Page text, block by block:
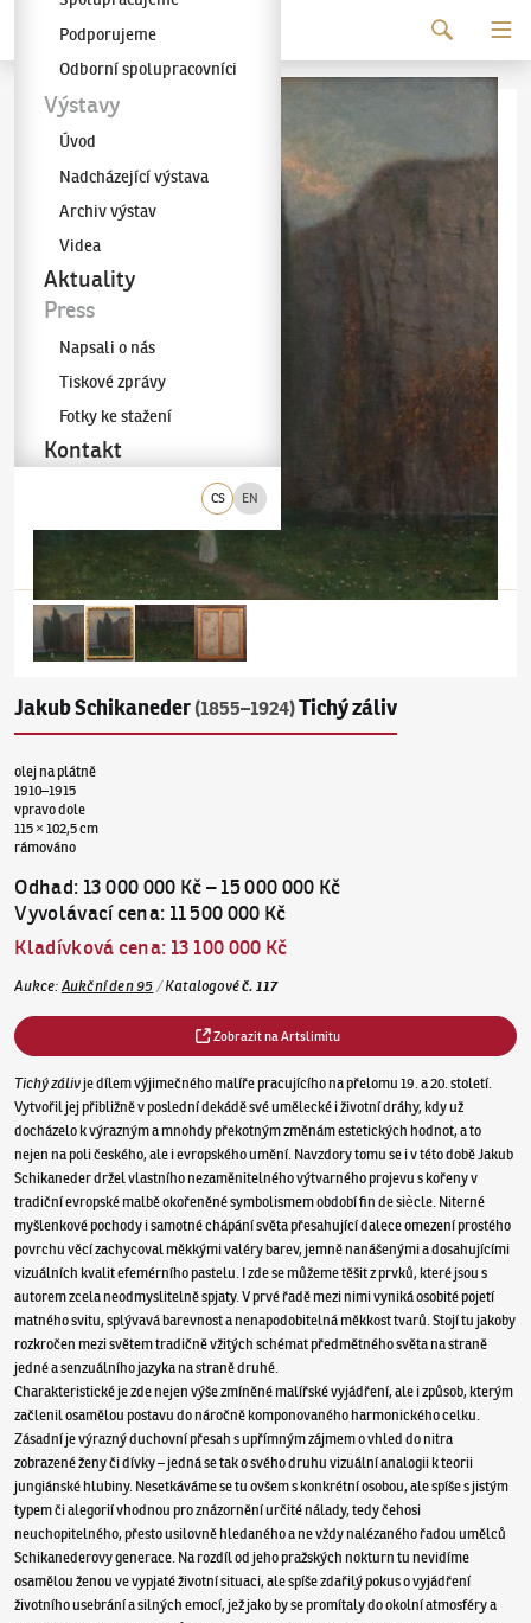
Galerie KODL
CS EN
Podporujeme
Odborní spolupracovníci
Výstavy
Úvod
Nadcházející výstava
Archiv výstav
Videa
Aktuality
Press
Napsali o nás
Tiskové zprávy
Fotky ke stažení
Kontakt
Jakub Schikaneder (1855–1924)Tichý záliv
olej na plátně
1910–1915
vpravo dole
115 × 102,5 cm
rámováno
Odhad: 13 000 000 Kč–15 000 000 Kč
Vyvolávací cena: 11 500 000 Kč
Kladívková cena: 13 100 000 Kč
Aukce: Aukční den 95 /Katalogovéč.117
Zobrazit na Artslimitu
Tichý zálivje dílem výjimečného malíře pracujícího na přelomu 19. a 20. století.
Vytvořil jej přibližně v poslední dekádě své umělecké i životní dráhy, kdy už
docházelo k výrazným a mnohdy překotným změnám estetických hodnot, a to
nejen na poli českého, ale i evropského umění. Navzdory tomu se i v této době Jakub
Schikaneder držel vlastního nezaměnitelného výtvarného projevu s kořeny v
tradiční evropské malbě okořeněné symbolismem období fin de siècle. Niterné
myšlenkové pochody i samotné chápání světa přesahující dalece omezení prostého
povrchu věcí zachycoval měkkými valéry barev, jemně nanášenými a dosahujícími
vizuálních kvalit efemérního pastelu. I zde se můžeme těšit z prvků, které jsou s
autorem zcela neodmyslitelně spjaty. V prvé řadě mezi nimi vyniká osobité pojetí
matného svitu, splývavá barevnost a nenapodobitelná měkkost tvarů. Stojí tu jakoby
rozkročen mezi světem tradičně vžitých schémat předmětného světa na straně
jedné a senzuálního jazyka na straně druhé.
Charakteristické je zde nejen výše zmíněné malířské vyjádření, ale i způsob, kterým
začlenil osamělou postavu do náročně komponovaného harmonického celku.
Zásadní je výrazný duchovní přesah s upřímným zájmem o vhled do nitra
zobrazené ženy či dívky – jedná se tak o svého druhu vizuální analogii k teorii
jungiánské hlubiny. Nesetkáváme se tu ovšem s konkrétní osobou, ale spíše s jistým
typem či alegorií vhodnou pro znázornění určité nálady, tedy čehosi
neuchopitelného, přesto usilovně hledaného a ne vždy nalézaného řadou umělců
Schikanederovy generace. Na rozdíl od jeho pražských nokturn tu nevidíme
osamělou ženou ve vypjaté životní situaci, ale spíše zdařilý pokus o vyjádření
životního usebrání a silných emocí, jež jako by se promítaly do okolní atmosféry a